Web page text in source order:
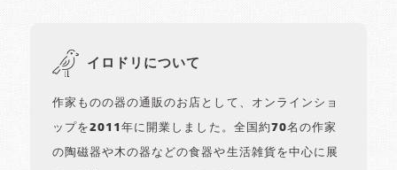
イロドリについて
作家ものの器の通販のお店として、オンラインショ
ップを2011年に開業しました。全国約70名の作家
の陶磁器や木の器などの食器や生活雑貨を中心に展